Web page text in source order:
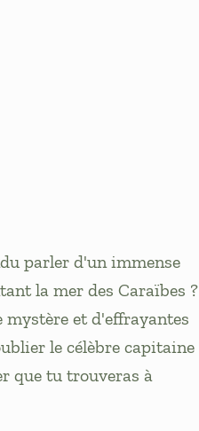
parler d'un immense
la mer des Caraïbes ?
mystère et d'effrayantes
le célèbre capitaine
que tu trouveras à